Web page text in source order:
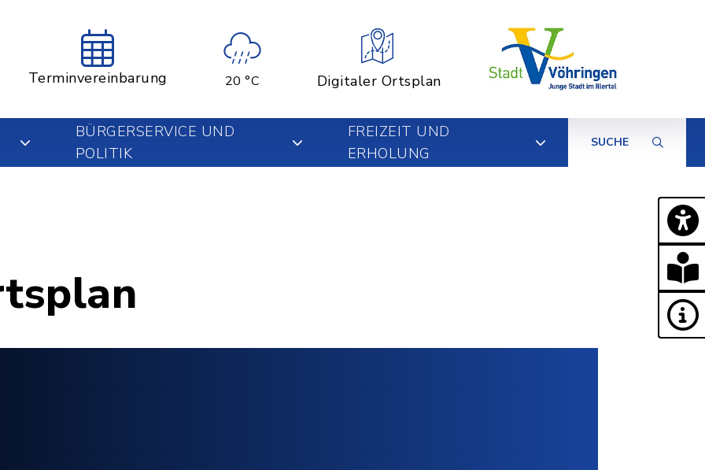
Terminvereinbarung 20 °C Digitaler Ortsplan
BÜRGERSERVICE UND
POLITIK
FREIZEIT UND
ERHOLUNG
SUCHE